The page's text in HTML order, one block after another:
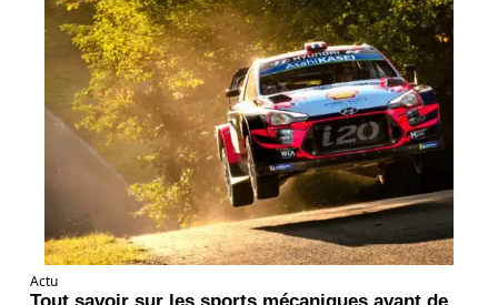
Actu
Tout savoir sur les sports mécaniques avant de